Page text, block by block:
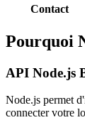
Contact
Pourquoi
API Node.js
Node.js permet
connecter votre